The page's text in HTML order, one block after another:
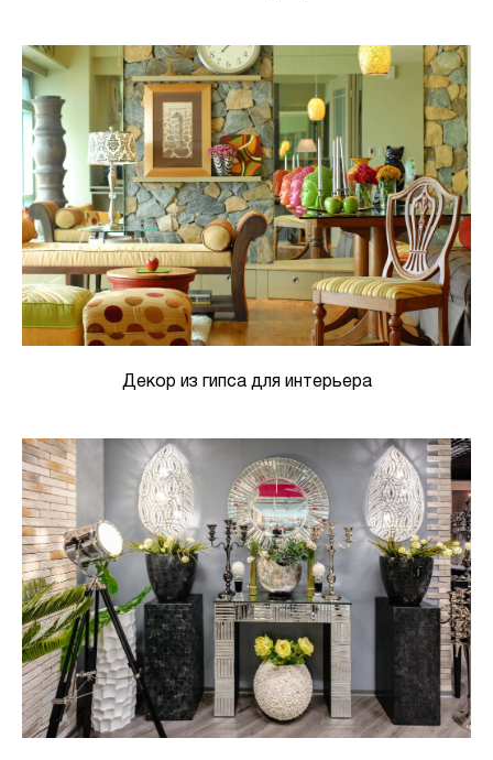
Декор из гипса для интерьера